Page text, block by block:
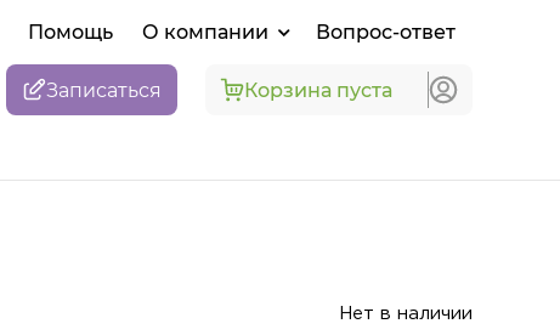
Помощь О компании Вопрос-ответ
Записаться Корзина пуста
Нет в наличии